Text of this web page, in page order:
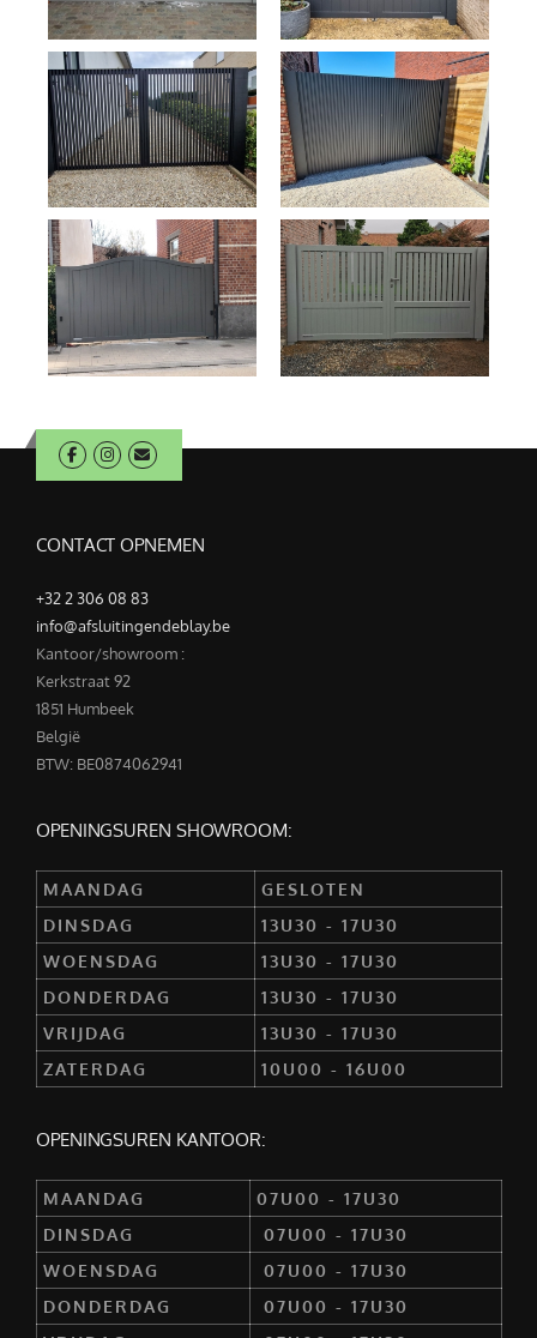
CONTACT OPNEMEN
+32 2 306 08 83
info@afsluitingendeblay.be
Kantoor/showroom :
Kerkstraat 92
1851 Humbeek
België
BTW: BE0874062941
OPENINGSUREN SHOWROOM:
MAANDAG
GESLOTEN
DINSDAG
13U30 - 17U30
WOENSDAG
13U30 - 17U30
DONDERDAG
13U30 - 17U30
VRIJDAG
13U30 - 17U30
ZATERDAG
10U00 - 16U00
OPENINGSUREN KANTOOR:
MAANDAG
07U00 - 17U30
DINSDAG
07U00 - 17U30
WOENSDAG
07U00 - 17U30
DONDERDAG
07U00 - 17U30